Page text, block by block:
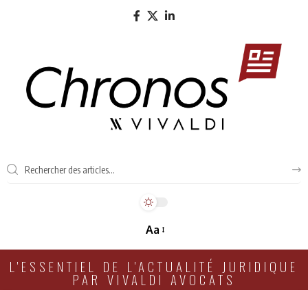
Aa
L'ESSENTIEL DE L'ACTUALITÉ JURIDIQUE
PAR VIVALDI AVOCATS